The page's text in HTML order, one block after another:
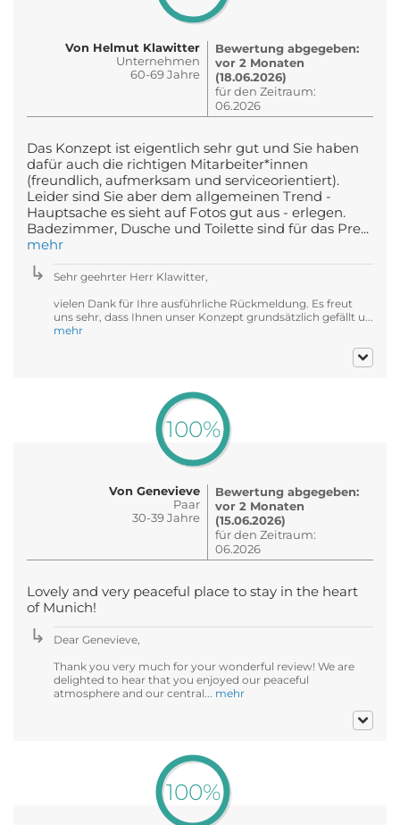
Von Helmut Klawitter
Unternehmen
60-69 Jahre
Bewertung abgegeben:
vor 2 Monaten
(18.06.2026)
für den Zeitraum:
06.2026
Das Konzept ist eigentlich sehr gut und Sie haben
dafür auch die richtigen Mitarbeiter*innen
(freundlich, aufmerksam und serviceorientiert).
Leider sind Sie aber dem allgemeinen Trend -
Hauptsache es sieht auf Fotos gut aus - erlegen.
Badezimmer, Dusche und Toilette sind für das Pre...
mehr
Sehr geehrter Herr Klawitter,
vielen Dank für Ihre ausführliche Rückmeldung. Es freut
uns sehr, dass Ihnen unser Konzept grundsätzlich gefällt u...
mehr
100%
Von Genevieve
Paar
30-39 Jahre
Bewertung abgegeben:
vor 2 Monaten
(15.06.2026)
für den Zeitraum:
06.2026
Lovely and very peaceful place to stay in the heart
of Munich!
Dear Genevieve,
Thank you very much for your wonderful review! We are
delighted to hear that you enjoyed our peaceful
atmosphere and our central... mehr
100%